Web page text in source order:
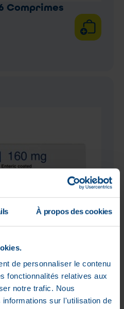
À propos des cookies
de personnaliser le contenu
fonctionnalités relatives aux
notre trafic. Nous
informations sur l'utilisation de
Comprimes
Comprimés